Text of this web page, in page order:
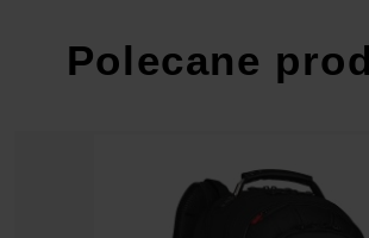
Polecane